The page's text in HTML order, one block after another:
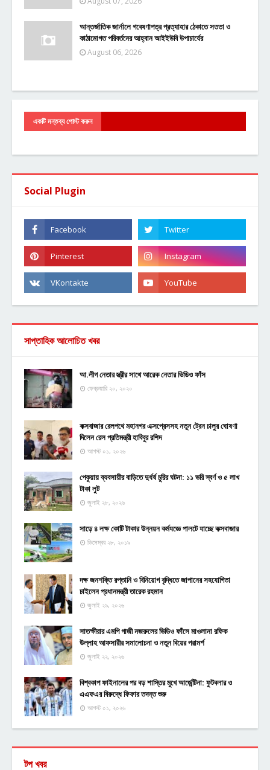
আন্তর্জাতিক জার্নালে গবেষণাপত্র প্রত্যাহার ঠেকাতে সততা ও
কাঠামোগত পরিবর্তনের আহ্বান আইইউবি উপাচার্যের
August 06, 2026
একটি মন্তব্য পোস্ট করুন
Social Plugin
সাপ্তাহিক আলোচিত খবর
আ.লীগ নেতার স্ত্রীর সাথে আরেক নেতার ভিডিও ফাঁস
ফেব্রুয়ারি ২০, ২০২০
কক্সবাজার রেলপথে মহানগর এক্সপ্রেসসহ নতুন ট্রেন চালুর ঘোষণা
দিলেন রেল প্রতিমন্ত্রী হাবিবুর রশিদ
আগস্ট ০১, ২০২৬
পেকুয়ায় ব্যবসায়ীর বাড়িতে দুর্ধর্ষ চুরির ঘটনা: ১১ ভরি স্বর্ণ ও ৫ লাখ
টাকা লুট
জুলাই ২৮, ২০২৬
সাড়ে ৪ লক্ষ কোটি টাকার উন্নয়ন কর্মযজ্ঞে পালটে যাচ্ছে কক্সবাজার
ডিসেম্বর ২৮, ২০১৯
দক্ষ জনশক্তি রপ্তানি ও বিনিয়োগ বৃদ্ধিতে জাপানের সহযোগিতা
চাইলেন প্রধানমন্ত্রী তারেক রহমান
জুলাই ২৯, ২০২৬
সাতক্ষীরার এমপি গাজী নজরুলের ভিডিও ফাঁসে মাওলানা রফিক
উল্লাহ আফসারীর সমালোচনা ও নতুন বিয়ের পরামর্শ
জুলাই ২২, ২০২৬
বিশ্বকাপ ফাইনালের পর বড় শাস্তির মুখে আর্জেন্টিনা: ফুটবলার ও
এএফএর বিরুদ্ধে ফিফার তদন্ত শুরু
আগস্ট ০১, ২০২৬
টপ খবর